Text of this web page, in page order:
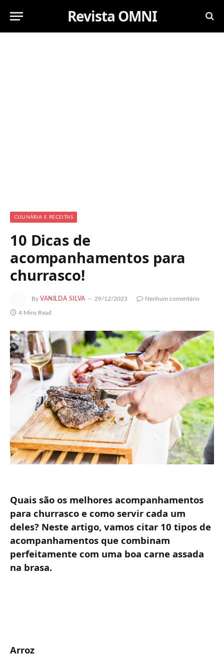
Revista OMNI
CULINÁRIA E RECEITAS
10 Dicas de
acompanhamentos para
churrasco!
By VANILDA SILVA 29/12/2023 Nenhum comentário
4 Mins Read
Quais são os melhores acompanhamentos
para churrasco e como servir cada um
deles? Neste artigo, vamos citar 10 tipos de
acompanhamentos que combinam
perfeitamente com uma boa carne assada
na brasa.
Arroz